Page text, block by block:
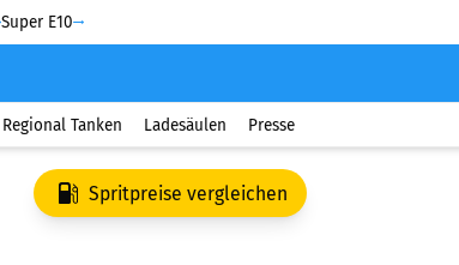
Super E10
Regional Tanken Ladesäulen Presse
Spritpreise vergleichen